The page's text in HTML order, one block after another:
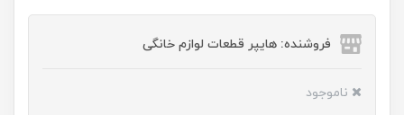
فروشنده: هایپر قطعات لوازم خانگی
ناموجود